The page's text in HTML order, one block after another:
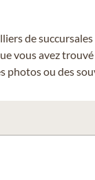
de
avez
ou des